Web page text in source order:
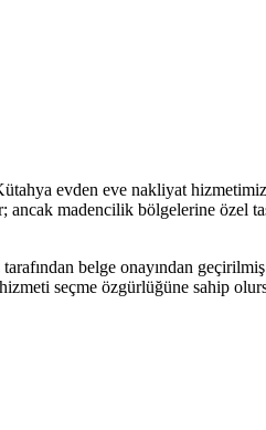
evden eve nakliyat
madencilik bölgelerine özel
belge onayından
seçme özgürlüğüne sahip